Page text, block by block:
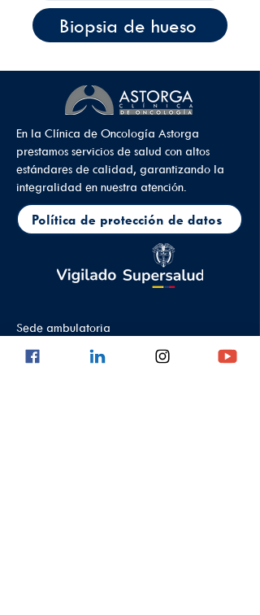
Biopsia de hueso
En la Clínica de Oncología Astorga
prestamos servicios de salud con altos
estándares de calidad, garantizando la
integralidad en nuestra atención.
Política de protección de datos
Sede ambulatoria
Calle 8 #43C - 101, Sede Astorga en El
Poblado